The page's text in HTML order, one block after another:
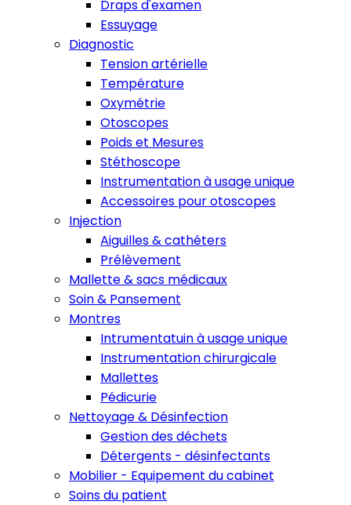
Draps d'examen
Essuyage
Diagnostic
Tension artérielle
Température
Oxymétrie
Otoscopes
Poids et Mesures
Stéthoscope
Instrumentation à usage unique
Accessoires pour otoscopes
Injection
Aiguilles & cathéters
Prélèvement
Mallette & sacs médicaux
Soin & Pansement
Montres
Intrumentatuin à usage unique
Instrumentation chirurgicale
Mallettes
Pédicurie
Nettoyage & Désinfection
Gestion des déchets
Détergents - désinfectants
Mobilier - Equipement du cabinet
Soins du patient